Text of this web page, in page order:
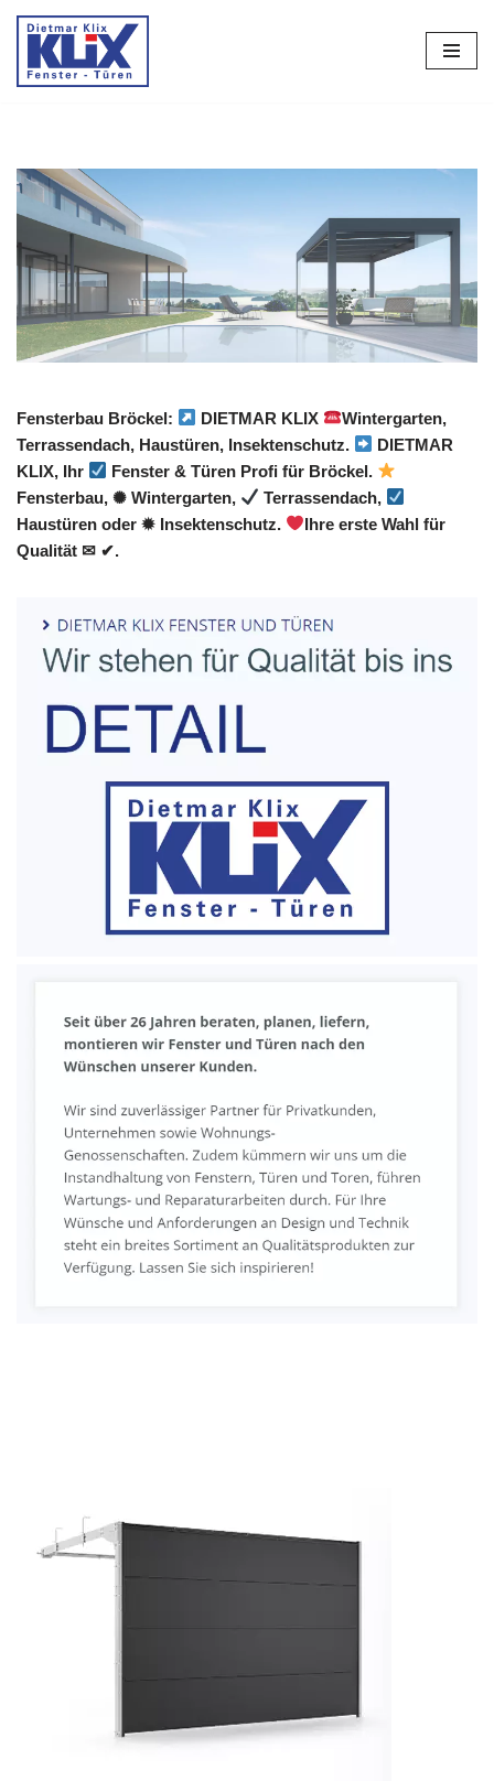
Zum
Inhalt
Fensterbau Bröckel: DIETMAR KLIX
Wintergarten,
Terrassendach, Haustüren, Insektenschutz.
DIETMAR
KLIX, Ihr
Fenster & Türen Profi für Bröckel.
Fensterbau, ✺ Wintergarten,
Terrassendach,
Haustüren oder ✹ Insektenschutz.
Ihre erste Wahl für
Qualität ✉ ✔.